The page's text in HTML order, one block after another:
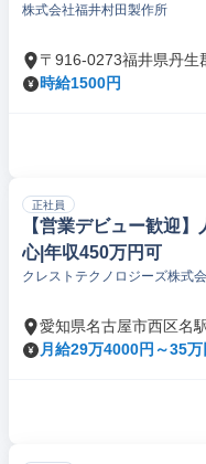
株式会社福井村田製作所
〒916-0273福井県丹生
時給1500円
正社員
【営業デビュー歓迎
心|年収450万円可
クレストテクノロジーズ株式
愛知県名古屋市西区名
月給29万4000円～35万